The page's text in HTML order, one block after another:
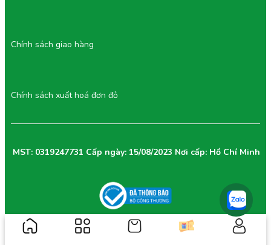
MST: 0319247731 Cấp ngày: 15/08/2023 Nơi cấp: Hồ Chí Minh
Chính sách giao hàng
Chính sách xuất hoá đơn đỏ